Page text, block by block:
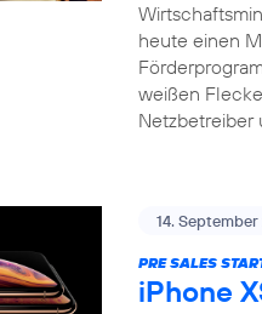
heute einen
weißen
Netzbetreiber
14. September
PRE SALES
iPhone